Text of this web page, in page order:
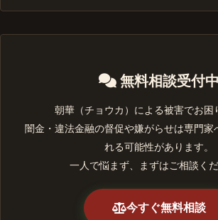
無料相談受付中
朝華（チョウカ）による被害でお困
闇金・違法金融の督促や嫌がらせは専門家
れる可能性があります。
一人で悩まず、まずはご相談くだ
今すぐ無料相談